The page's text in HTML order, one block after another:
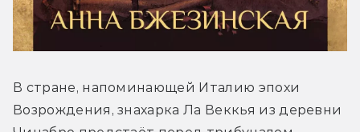
В стране, напоминающей Италию эпохи
Возрождения, знахарка Ла Веккья из деревни